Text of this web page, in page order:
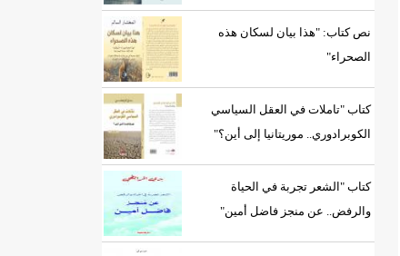
نص كتاب: "هذا بيان لسكان هذه
الصحراء"
كتاب "تاملات في العقل السياسي
الكوبرادوري.. موريتانيا إلى أين؟"
كتاب "الشعر تجربة في الحياة
والرفض.. عن منجز فاضل أمين"